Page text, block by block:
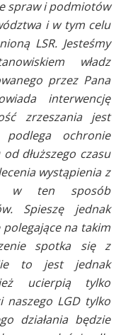
spraw i podmiotów
i w tym celu
LSR. Jesteśmy
władz
przez Pana
interwencję
zrzeszania jest
podlega ochronie
dłuższego czasu
wystąpienia z
w ten sposób
Spieszę jednak
polegające na takim
spotka się z
to jest jednak
ucierpią tylko
naszego LGD tylko
działania będzie